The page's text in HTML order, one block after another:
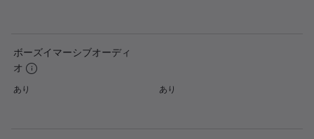
ボーズイマーシブオーディ
オ
あり あり